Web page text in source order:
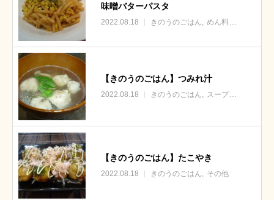
味噌バターパスタ
2022.08.18 きのうのごはん めん料理
【きのうのごはん】つみれ汁
2022.08.18 きのうのごはん スープ・汁物
【きのうのごはん】たこやき
2022.08.18 きのうのごはん その他